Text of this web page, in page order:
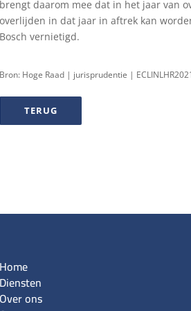
brengt daarom mee dat in het jaar van
overlijden in dat jaar in aftrek kan
Bosch vernietigd.
Bron: Hoge Raad | jurisprudentie |
TERUG
Home
Diensten
Over ons